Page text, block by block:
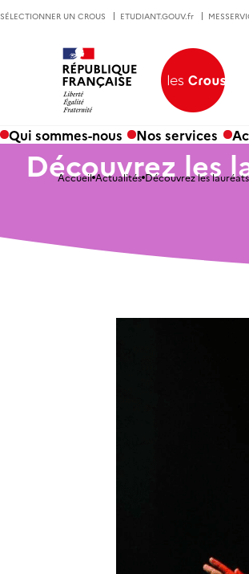
SÉLECTIONNER UN CROUS ETUDIANT.GOUV.fr
Qui sommes-nous Nos services
Accueil Actualités Découvrez les
Découvrez les